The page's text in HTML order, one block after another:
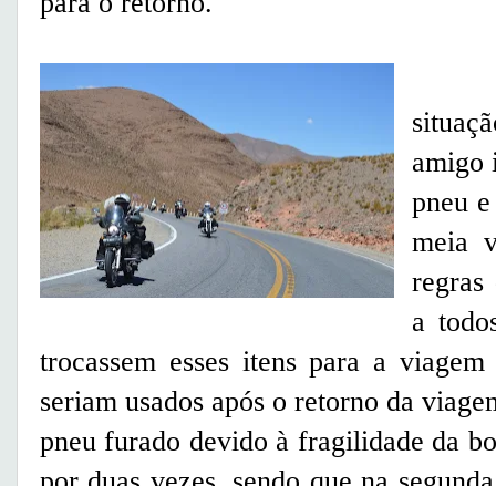
amigo
pneu
meia
a
trocassem esses itens para a
seriam usados após o retorno da
pneu furado devido à fragilidade da